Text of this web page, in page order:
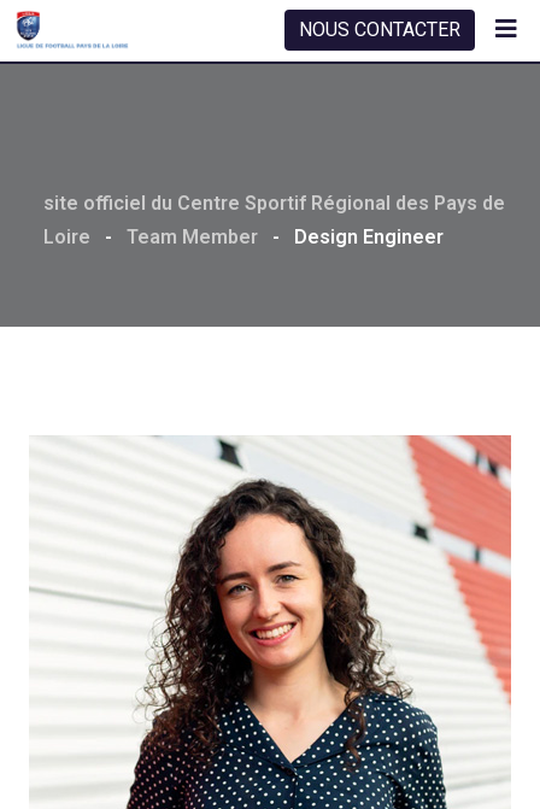
Skip
NOUS CONTACTER
site officiel du Centre Sportif Régional des Pays de
Loire
- Team Member - Design Engineer